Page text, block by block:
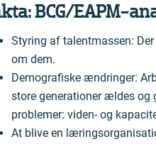
BCG/EAPM-
Styring af talentmassen:
om dem.
Demografiske ændringer:
store generationer ældes og
problemer: viden- og
At blive en